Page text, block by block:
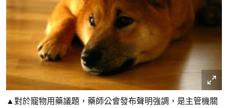
▲對於寵物用藥議題，藥師公會發布聲明強調，是主管機關